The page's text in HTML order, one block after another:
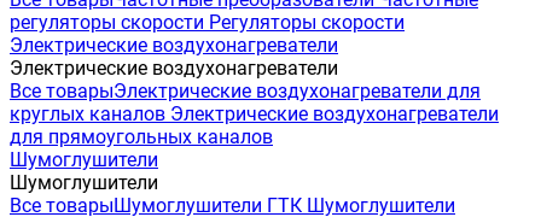
регуляторы скорости Регуляторы скорости
Электрические воздухонагреватели
Электрические воздухонагреватели
Все товарыЭлектрические воздухонагреватели для
круглых каналов Электрические воздухонагреватели
для прямоугольных каналов
Шумоглушители
Шумоглушители
Все товарыШумоглушители ГТК Шумоглушители